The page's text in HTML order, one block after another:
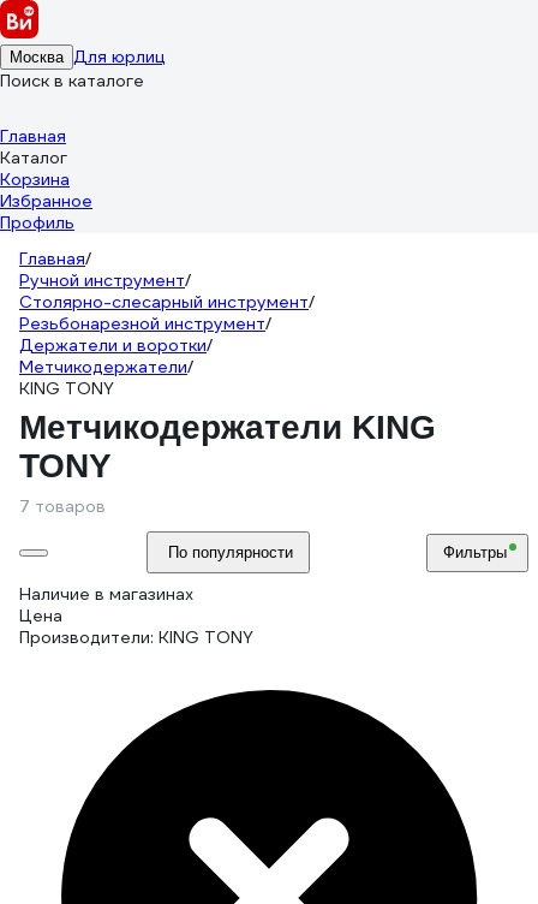
Москва Для юрлиц
Поиск в каталоге
Главная
Каталог
Корзина
Избранное
Профиль
Главная/
Ручной инструмент/
Столярно-слесарный инструмент/
Резьбонарезной инструмент/
Держатели и воротки/
Метчикодержатели/
KING TONY
Метчикодержатели KING
TONY
7 товаров
По популярности Фильтры
Наличие в магазинах
Цена
Производители: KING TONY